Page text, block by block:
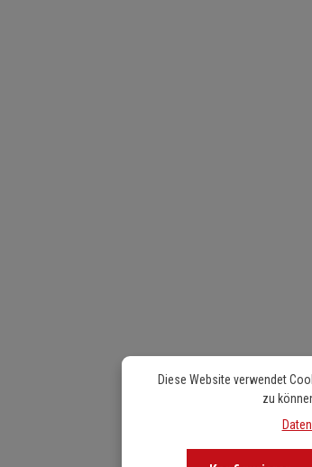
Diese Website verwendet
zu